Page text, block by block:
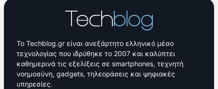
Το Techblog.gr είναι ανεξάρτητο ελληνικό μέσο
τεχνολογίας που ιδρύθηκε το 2007 και καλύπτει
καθημερινά τις εξελίξεις σε smartphones, τεχνητή
νοημοσύνη, gadgets, τηλεοράσεις και ψηφιακές
υπηρεσίες.